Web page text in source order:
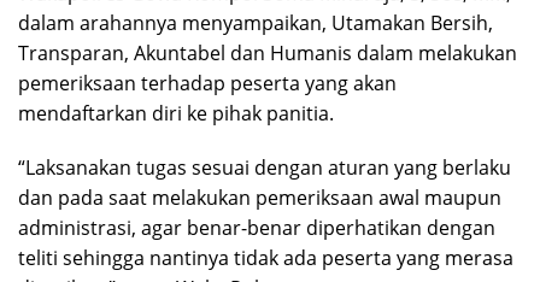
dalam arahannya menyampaikan, Utamakan Bersih,
Transparan, Akuntabel dan Humanis dalam melakukan
pemeriksaan terhadap peserta yang akan
mendaftarkan diri ke pihak panitia.
“Laksanakan tugas sesuai dengan aturan yang berlaku
dan pada saat melakukan pemeriksaan awal maupun
administrasi, agar benar-benar diperhatikan dengan
teliti sehingga nantinya tidak ada peserta yang merasa